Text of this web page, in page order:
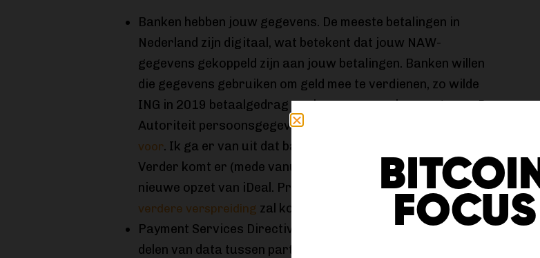
Banken hebben jouw gegevens. De meeste betalingen in
Nederland zijn digitaal, wat betekent dat jouw NAW-
gegevens gekoppeld zijn aan jouw betalingen. Banken willen
die gegevens gebruiken om geld mee te verdienen, zo wilde
ING in 2019 betaalgedrag analyseren en reclames sturen. De
Autoriteit persoonsgegevens stak hier in juli 2019 een
voor. Ik ga er van uit dat banken het gaan blijven proberen.
Verder komt er (mede vanuit banken) iDeal 2.0, een hele
nieuwe opzet van iDeal. Privacy First verwacht dat er
verdere verspreiding zal komen van je financiële gegevens.
Payment Services Directive 2 (PSD2) is een richtlijn voor het
delen van data tussen partijen. Het doel is om de betaalmarkt
BITCOIN
FOCUS